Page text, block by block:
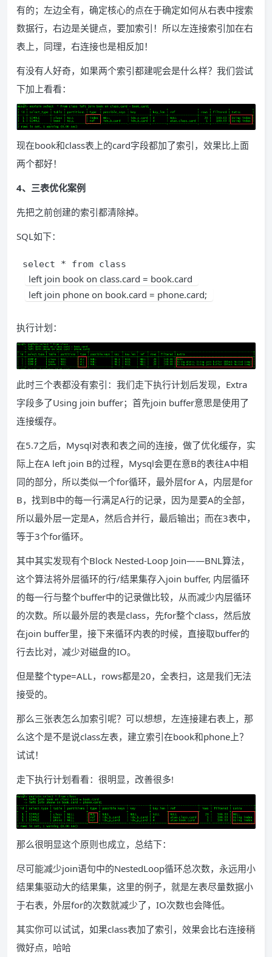
有的；左边全有，确定核心的点在于确定如何从右表中搜索
数据行，右边是关键点，要加索引！所以左连接索引加在右
表上，同理，右连接也是相反加！
有没有人好奇，如果两个索引都建呢会是什么样？我们尝试
下加上看看：
现在book和class表上的card字段都加了索引，效果比上面
两个都好！
4、三表优化案例
先把之前创建的索引都清除掉。
SQL如下：
select * from class
left join book on class.card = book.card
left join phone on book.card = phone.card;
执行计划：
此时三个表都没有索引：我们走下执行计划后发现，Extra
字段多了Using join buffer；首先join buffer意思是使用了
连接缓存。
在5.7之后，Mysql对表和表之间的连接，做了优化缓存，实
际上在A left join B的过程，Mysql会更在意B的表往A中相
同的部分，所以类似一个for循环，最外层for A，内层是for
B，找到B中的每一行满足A行的记录，因为是要A的全部，
所以最外层一定是A，然后合并行，最后输出；而在3表中，
等于3个for循环。
其中其实发现有个Block Nested-Loop Join——BNL算法，
这个算法将外层循环的行/结果集存入join buffer, 内层循环
的每一行与整个buffer中的记录做比较，从而减少内层循环
的次数。所以最外层的表是class，先for整个class，然后放
在join buffer里，接下来循环内表的时候，直接取buffer的
行去比对，减少对磁盘的IO。
但是整个type=ALL，rows都是20，全表扫，这是我们无法
接受的。
那么三张表怎么加索引呢？可以想想，左连接建右表上，那
么这个是不是说class左表，建立索引在book和phone上？
试试！
走下执行计划看看：很明显，改善很多!
那么很明显这个原则也成立，总结下：
尽可能减少join语句中的NestedLoop循环总次数，永远用小
结果集驱动大的结果集，这里的例子，就是左表尽量数据小
于右表，外层for的次数就减少了，IO次数也会降低。
其实你可以试试，如果class表加了索引，效果会比右连接稍
微好点，哈哈